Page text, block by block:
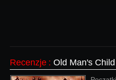
Recenzje : Old Man's